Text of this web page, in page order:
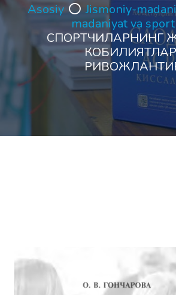
Asosiy Jismoniy-
madaniyat va sport
СПОРТЧИЛАРНИНГ